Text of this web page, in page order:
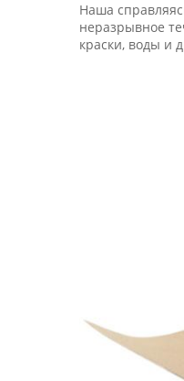
Наша
неразрывное
краски, воды и